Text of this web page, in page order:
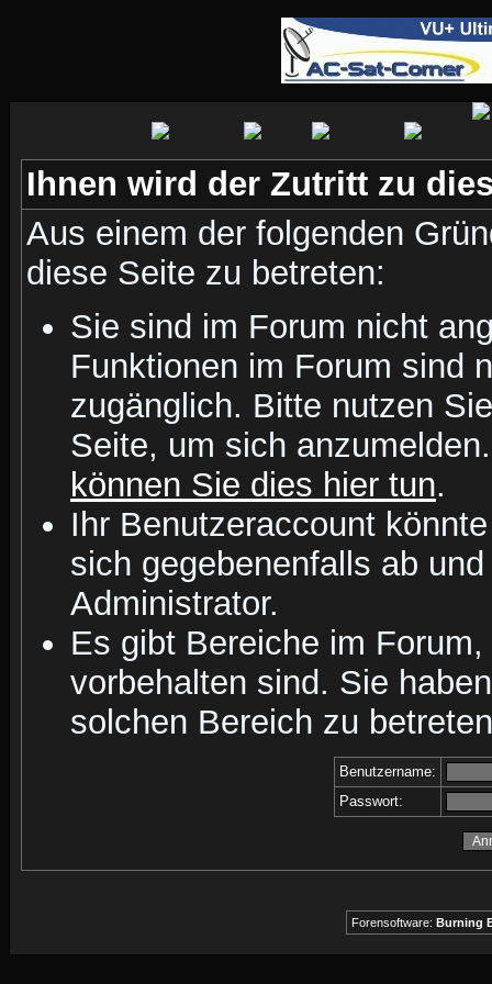
Ihnen wird der Zutritt zu
Aus einem der folgenden
diese Seite zu betreten:
Sie sind im Forum nicht
Funktionen im Forum sind
zugänglich. Bitte nutzen
Seite, um sich
können Sie dies hier tun.
Ihr Benutzeraccount
sich gegebenenfalls ab
Administrator.
Es gibt Bereiche im
vorbehalten sind. Sie
solchen Bereich zu
Benutzername:
Passwort:
Forensoftware: Burning